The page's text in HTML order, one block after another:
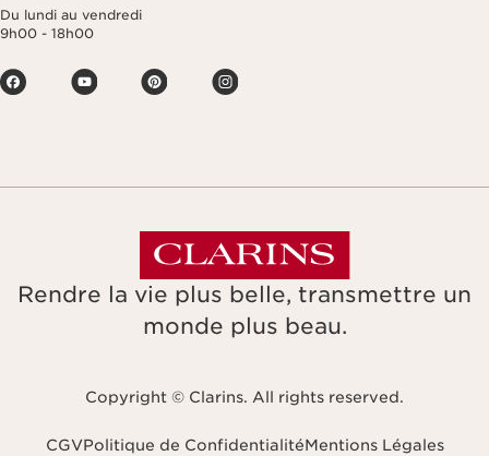
Du lundi au vendredi
9h00 - 18h00
Rendre la vie plus belle, transmettre un
monde plus beau.
Copyright © Clarins. All rights reserved.
CGVPolitique de ConfidentialitéMentions Légales